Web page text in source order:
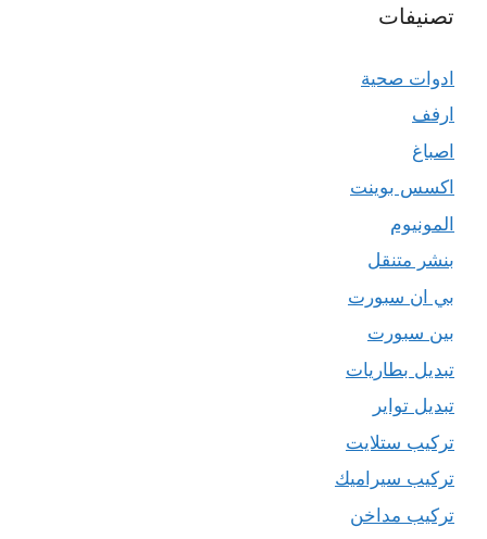
تصنيفات
ادوات صحية
ارفف
اصباغ
اكسس بوينت
المونيوم
بنشر متنقل
بي ان سبورت
بين سبورت
تبديل بطاريات
تبديل تواير
تركيب ستلايت
تركيب سيراميك
تركيب مداخن